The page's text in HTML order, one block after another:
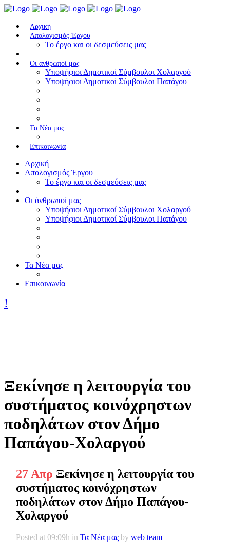
Αρχική
Απολογισμός Έργου
To έργο και οι δεσμεύσεις μας
Οι άνθρωποί μας
Υποψήφιοι Δημοτικοί Σύμβουλοι Χολαργού
Υποψήφιοι Δημοτικοί Σύμβουλοι Παπάγου
Τα Nέα μας
Επικοινωνία
Αρχική
Απολογισμός Έργου
To έργο και οι δεσμεύσεις μας
Οι άνθρωποί μας
Υποψήφιοι Δημοτικοί Σύμβουλοι Χολαργού
Υποψήφιοι Δημοτικοί Σύμβουλοι Παπάγου
Τα Nέα μας
Επικοινωνία
Ξεκίνησε η λειτουργία του
συστήματος κοινόχρηστων
ποδηλάτων στον Δήμο
Παπάγου-Χολαργού
27 Απρ Ξεκίνησε η λειτουργία του
συστήματος κοινόχρηστων
ποδηλάτων στον Δήμο Παπάγου-
Χολαργού
Posted at 09:09h in Τα Νέα μας by web team